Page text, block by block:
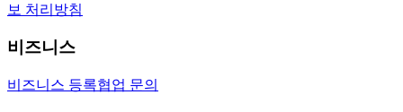
보 처리방침
비즈니스
비즈니스 등록협업 문의